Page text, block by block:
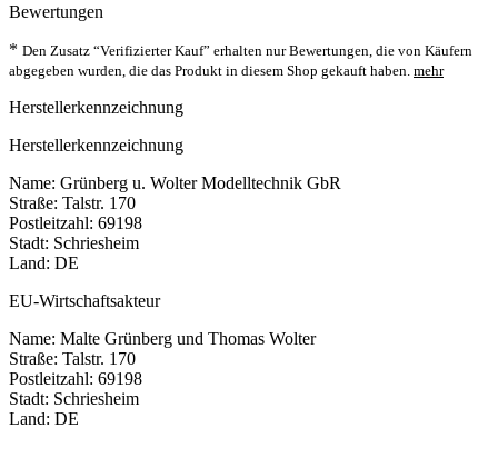
Bewertungen
* Den Zusatz “Verifizierter Kauf” erhalten nur Bewertungen, die von Käufern
abgegeben wurden, die das Produkt in diesem Shop gekauft haben. mehr
Herstellerkennzeichnung
Herstellerkennzeichnung
Name: Grünberg u. Wolter Modelltechnik GbR
Straße: Talstr. 170
Postleitzahl: 69198
Stadt: Schriesheim
Land: DE
EU-Wirtschaftsakteur
Name: Malte Grünberg und Thomas Wolter
Straße: Talstr. 170
Postleitzahl: 69198
Stadt: Schriesheim
Land: DE